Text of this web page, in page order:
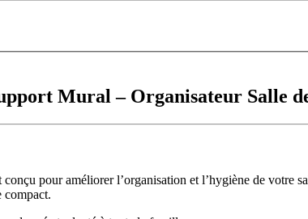
Mural – Organisateur Salle
pour améliorer l’organisation et l’hygiène de
compact.